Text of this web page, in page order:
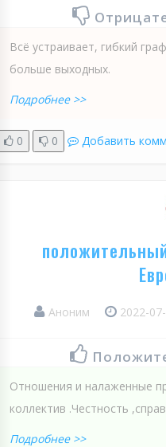
Всё устраивает, гибкий
больше выходных.
Подробнее >>
0 0 Добавить
Аноним 2022-
Отношения и налаженные
коллектив .Честность
Подробнее >>